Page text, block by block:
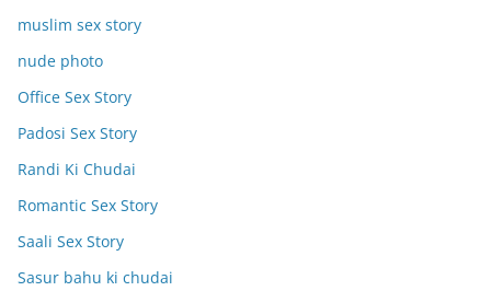
muslim sex story
nude photo
Office Sex Story
Padosi Sex Story
Randi Ki Chudai
Romantic Sex Story
Saali Sex Story
Sasur bahu ki chudai